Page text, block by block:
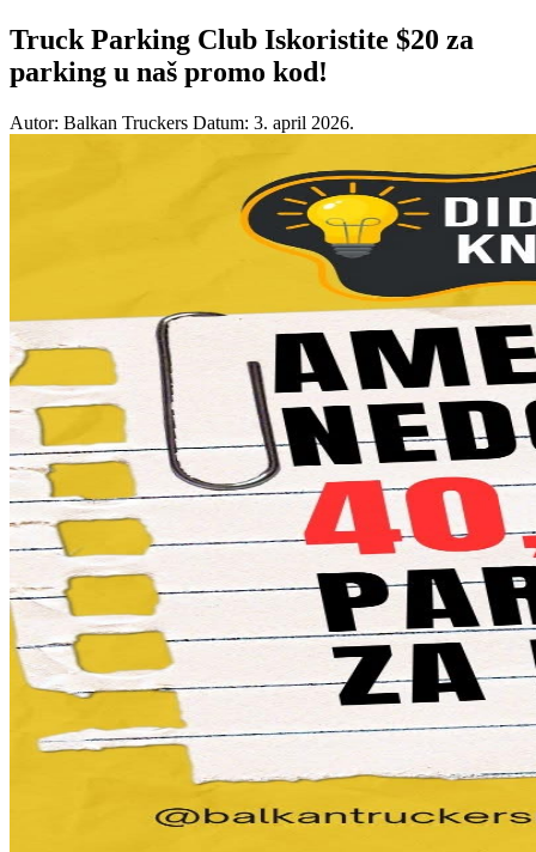
Truck Parking Club Iskoristite $20 za
parking u naš promo kod!
Autor: Balkan Truckers Datum: 3. april 2026.